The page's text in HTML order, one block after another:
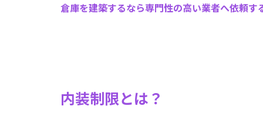
倉庫を建築するなら専門性の高い業者へ依頼す
内装制限とは？